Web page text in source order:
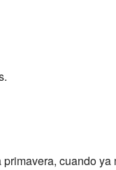
cuando